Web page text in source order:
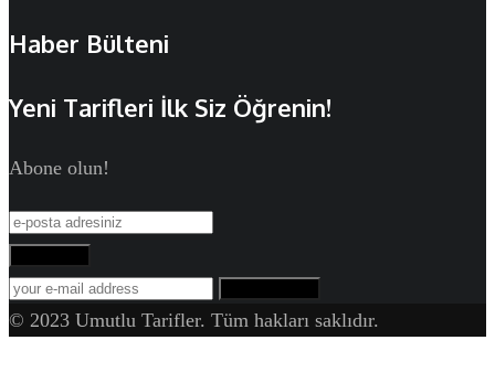
Haber Bülteni
Yeni Tarifleri İlk Siz Öğrenin!
Abone olun!
© 2023 Umutlu Tarifler. Tüm hakları saklıdır.